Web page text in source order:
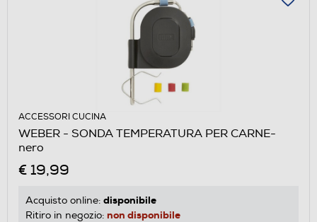
ACCESSORI CUCINA
WEBER - SONDA TEMPERATURA PER CARNE-
nero
€ 19,99
Acquisto online: disponibile
Ritiro in negozio: non disponibile